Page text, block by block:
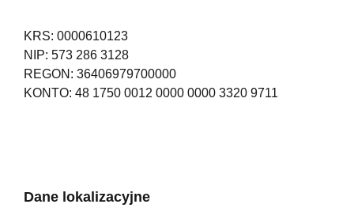
KRS: 0000610123
NIP: 573 286 3128
REGON: 36406979700000
KONTO: 48 1750 0012 0000 0000 3320 9711
Dane lokalizacyjne